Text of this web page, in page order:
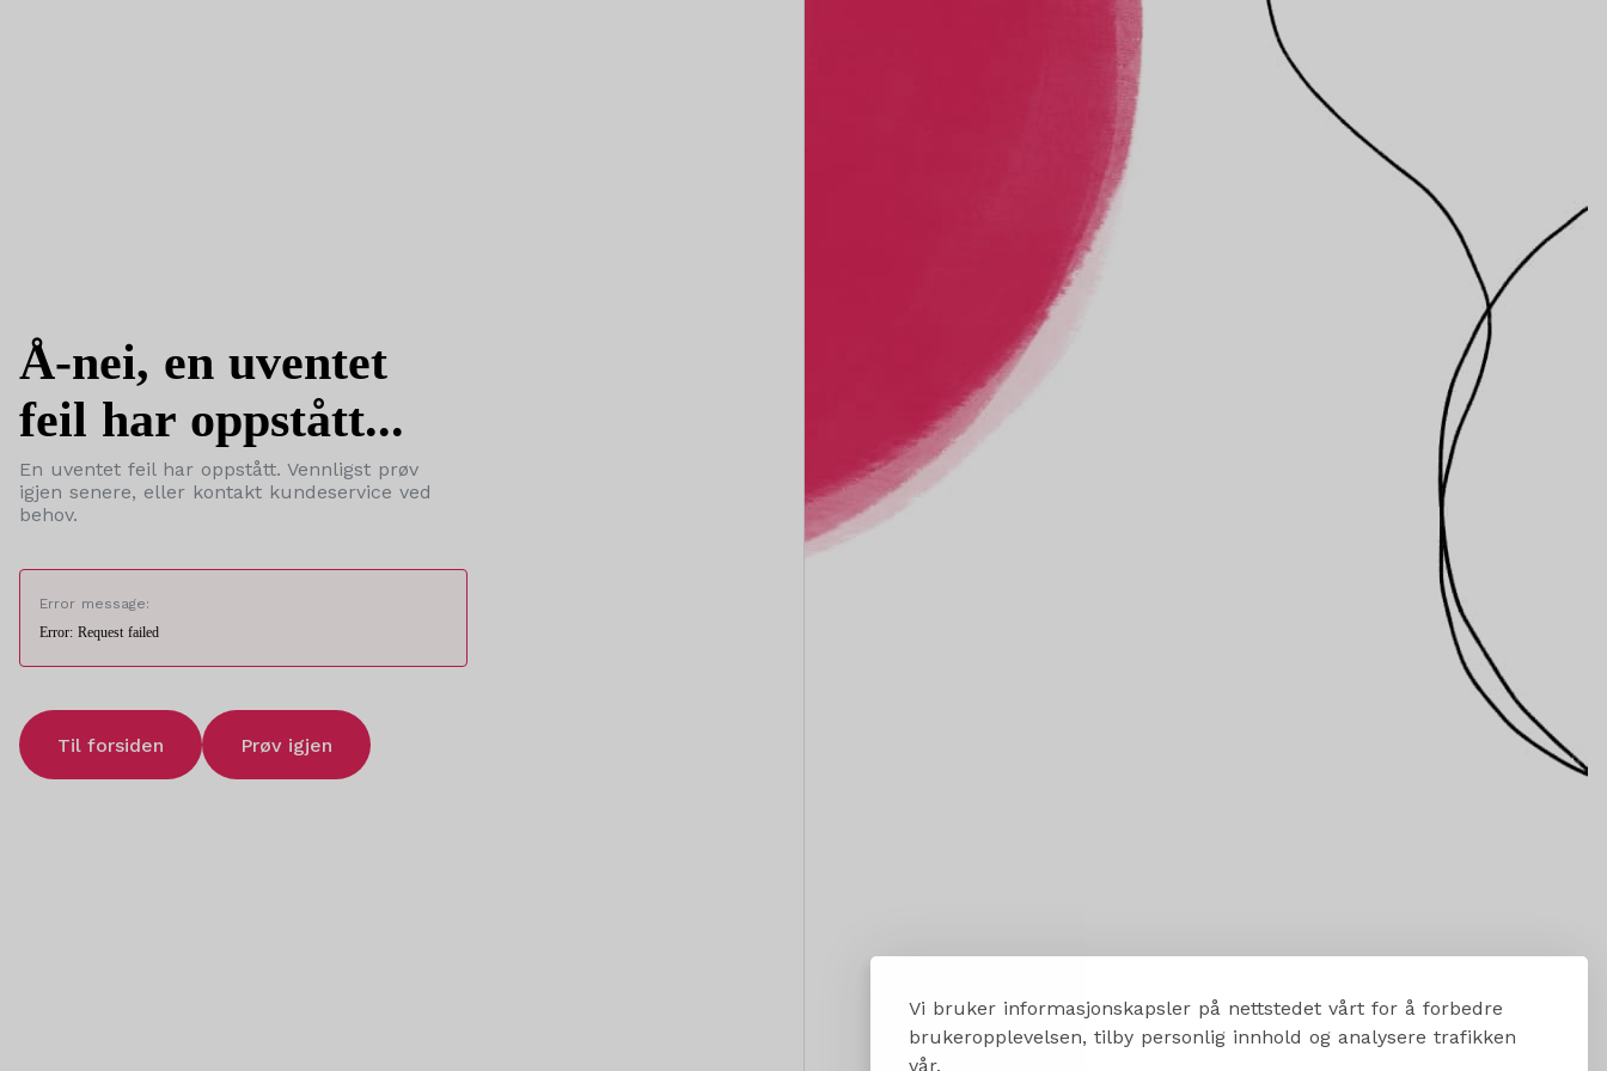
Vi bruker informasjonskapsler på nettstedet vårt for å forbedre
brukeropplevelsen, tilby personlig innhold og analysere trafikken
vår.
Å-nei, en uventet
feil har oppstått...
En uventet feil har oppstått. Vennligst prøv
igjen senere, eller kontakt kundeservice ved
behov.
Error message:
Error: Request failed
Til forsiden Prøv igjen